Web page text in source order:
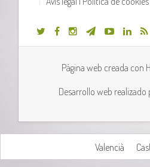
Página web creada con
Desarrollo web realizado
Valencià